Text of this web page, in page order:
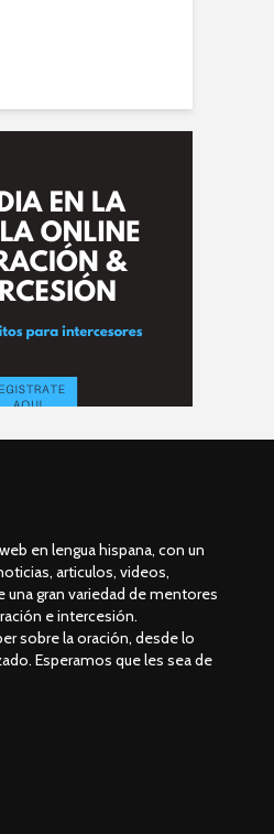
en lengua hispana, con un
articulos, videos,
gran variedad de mentores
e intercesión.
sobre la oración, desde lo
Esperamos que les sea de